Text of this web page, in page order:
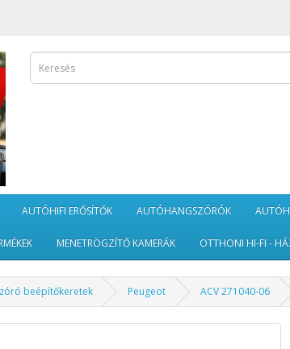
AUTÓHIFI ERŐSÍTŐK AUTÓHANGSZÓRÓK
MENETRÖGZÍTŐ KAMERÁK OTTHONI HI-FI -
beépítőkeretek Peugeot ACV 271040-06